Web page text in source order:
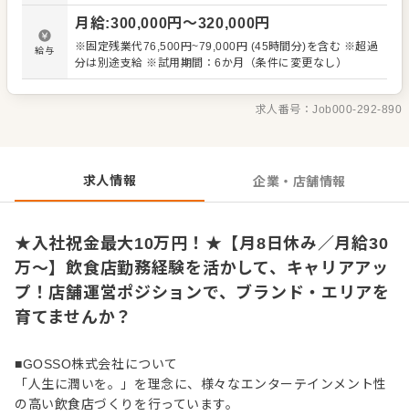
ョン活動 ・メニュー開発、季節限定商品のアイデア出し 将
来的には、エリアを牽引するリーダーや、 本部ポジション
へのキャリアアップも目指せる環境。 年功序列ではなく、
実力と行動力を正当に評価します。 -----------------------------
採用ルールや店舗文化、運営スタイルは現場主導。 「どん
なお店にしたいか」「どんなチームをつくるか」を自分の
重ねていきます！
給与
月給:300,000円〜320,000円
※固定残業代76,500円~79,000円 (45時間分)を含む ※超過
分は別途支給 ※試用期間：6か月（条件に変更なし）
求人番号：Job000-292-890
求人情報 企業・店舗情報
★入社祝金最大10万円！★【月8日休み／月給30
万～】飲食店勤務経験を活かして、キャリアアッ
プ！店舗運営ポジションで、ブランド・エリアを
育てませんか？
■GOSSO株式会社について
「人生に潤いを。」を理念に、様々なエンターテインメント性
の高い飲食店づくりを行っています。